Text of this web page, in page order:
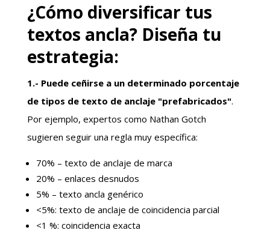
¿Cómo diversificar tus
textos ancla? Diseña tu
estrategia:
1.- Puede ceñirse a un determinado porcentaje
de tipos de texto de anclaje "prefabricados".
Por ejemplo, expertos como Nathan Gotch
sugieren seguir una regla muy específica:
70% – texto de anclaje de marca
20% – enlaces desnudos
5% – texto ancla genérico
<5%: texto de anclaje de coincidencia parcial
<1 %: coincidencia exacta